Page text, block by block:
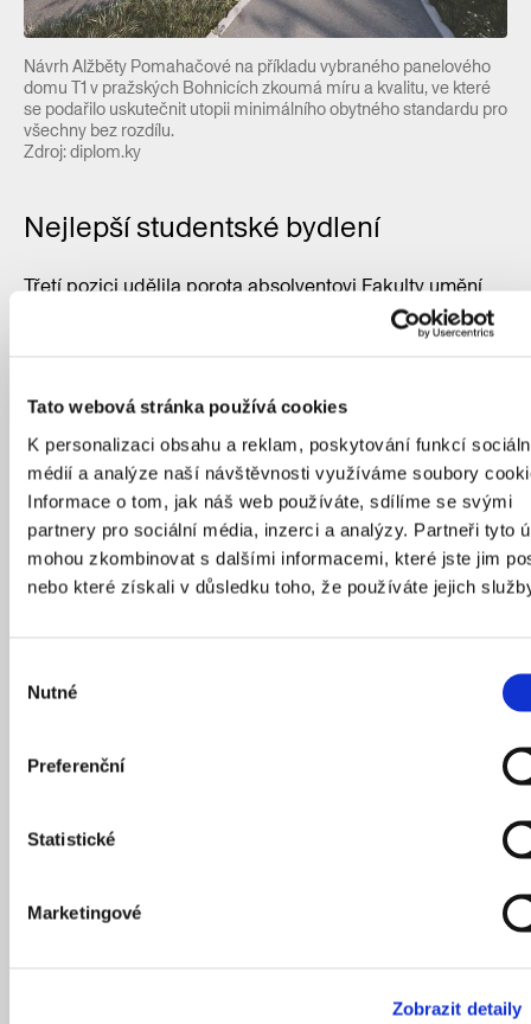
Tato webová stránka používá cookies
K personalizaci obsahu a reklam, poskytování funkcí
médií a analýze naší návštěvnosti využíváme soubory
Informace o tom, jak náš web používáte, sdílíme se svými
partnery pro sociální média, inzerci a analýzy. Partneři tyto
mohou zkombinovat s dalšími informacemi, které jste jim
nebo které získali v důsledku toho, že používáte jejich
souhlasu
Nutné
Preferenční
Statistické
Marketingové
Zobrazit detaily
Návrh Alžběty Pomahačové na příkladu vybraného panelového
domu T1 v pražských Bohnicích zkoumá míru a kvalitu, ve které
se podařilo uskutečnit utopii minimálního obytného standardu pro
všechny bez rozdílu.
Zdroj: diplom.ky
Nejlepší studentské bydlení
Třetí pozici udělila porotaabsolventovi Fakulty umění
a architektury TU v Liberci Tobiáši Hrabcovi za projekt
. Pod vedením
která podle porotců dosahuje vysoké kvality
studentské bydlení.
a formy pro studentské bydlení v Liberci. Navrhuje ale i hospodu,